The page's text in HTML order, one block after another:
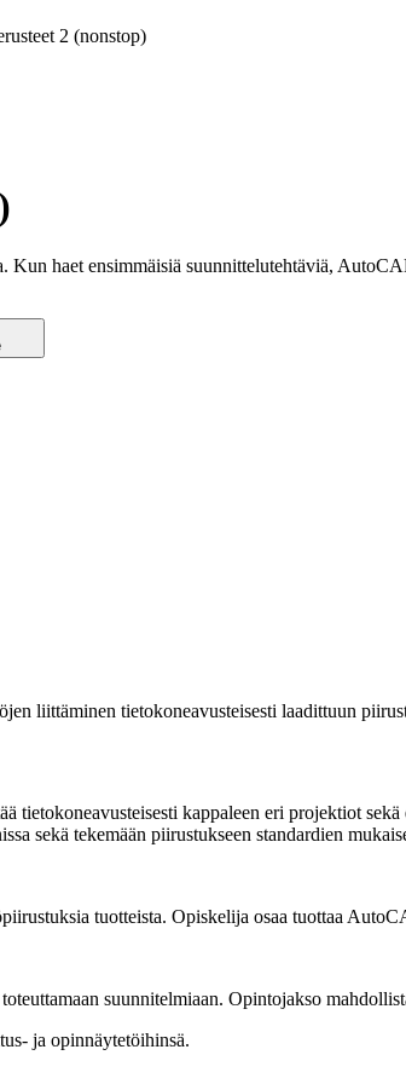
2 (nonstop)
haet ensimmäisiä suunnittelutehtäviä,
liittäminen tietokoneavusteisesti laadittuun
tietokoneavusteisesti kappaleen eri projektiot
sekä tekemään piirustukseen standardien
tuotteista. Opiskelija osaa tuottaa
suunnitelmiaan. Opintojakso
ja opinnäytetöihinsä.